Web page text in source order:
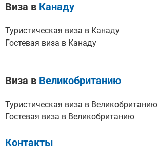
Виза в Канаду
Туристическая виза в Канаду
Гостевая виза в Канаду
Виза в Великобританию
Туристическая виза в Великобританию
Гостевая виза в Великобританию
Контакты